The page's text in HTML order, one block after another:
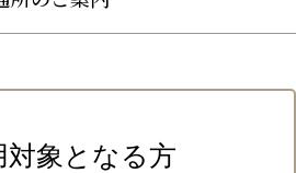
対象となる方